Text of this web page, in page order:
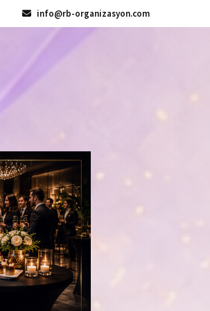
info@rb-organizasyon.com